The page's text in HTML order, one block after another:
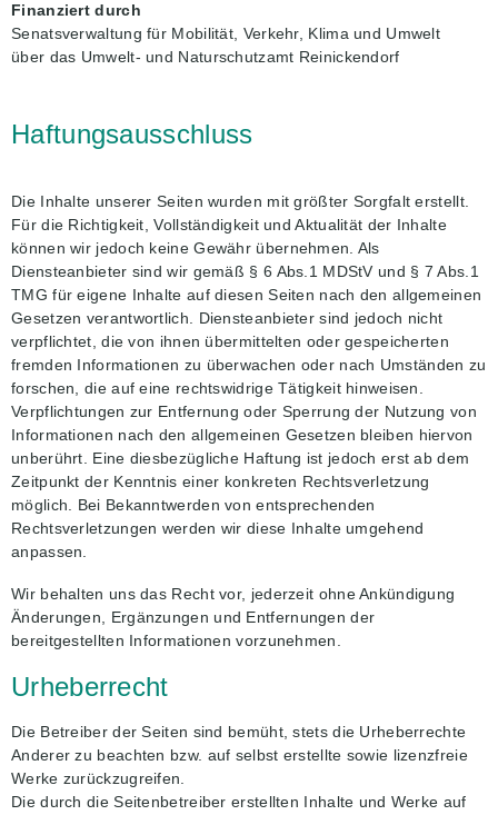
Finanziert durch
Senatsverwaltung für Mobilität, Verkehr, Klima und Umwelt
über das Umwelt- und Naturschutzamt Reinickendorf
Haftungsausschluss
Die Inhalte unserer Seiten wurden mit größter Sorgfalt erstellt.
Für die Richtigkeit, Vollständigkeit und Aktualität der Inhalte
können wir jedoch keine Gewähr übernehmen. Als
Diensteanbieter sind wir gemäß § 6 Abs.1 MDStV und § 7 Abs.1
TMG für eigene Inhalte auf diesen Seiten nach den allgemeinen
Gesetzen verantwortlich. Diensteanbieter sind jedoch nicht
verpflichtet, die von ihnen übermittelten oder gespeicherten
fremden Informationen zu überwachen oder nach Umständen zu
forschen, die auf eine rechtswidrige Tätigkeit hinweisen.
Verpflichtungen zur Entfernung oder Sperrung der Nutzung von
Informationen nach den allgemeinen Gesetzen bleiben hiervon
unberührt. Eine diesbezügliche Haftung ist jedoch erst ab dem
Zeitpunkt der Kenntnis einer konkreten Rechtsverletzung
möglich. Bei Bekanntwerden von entsprechenden
Rechtsverletzungen werden wir diese Inhalte umgehend
anpassen.
Wir behalten uns das Recht vor, jederzeit ohne Ankündigung
Änderungen, Ergänzungen und Entfernungen der
bereitgestellten Informationen vorzunehmen.
Urheberrecht
Die Betreiber der Seiten sind bemüht, stets die Urheberrechte
Anderer zu beachten bzw. auf selbst erstellte sowie lizenzfreie
Werke zurückzugreifen.
Die durch die Seitenbetreiber erstellten Inhalte und Werke auf